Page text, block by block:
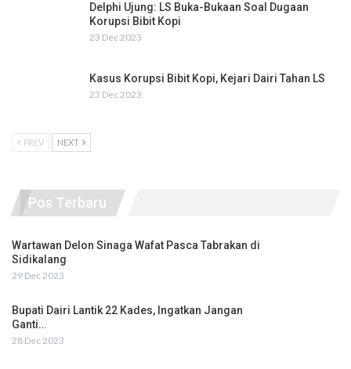
Delphi Ujung: LS Buka-Bukaan Soal Dugaan
Korupsi Bibit Kopi
23 Dec 2023
Kasus Korupsi Bibit Kopi, Kejari Dairi Tahan LS
23 Dec 2023
PREV NEXT
Pos Terbaru
Wartawan Delon Sinaga Wafat Pasca Tabrakan di
Sidikalang
29 Dec 2023
Bupati Dairi Lantik 22 Kades, Ingatkan Jangan
Ganti…
28 Dec 2023